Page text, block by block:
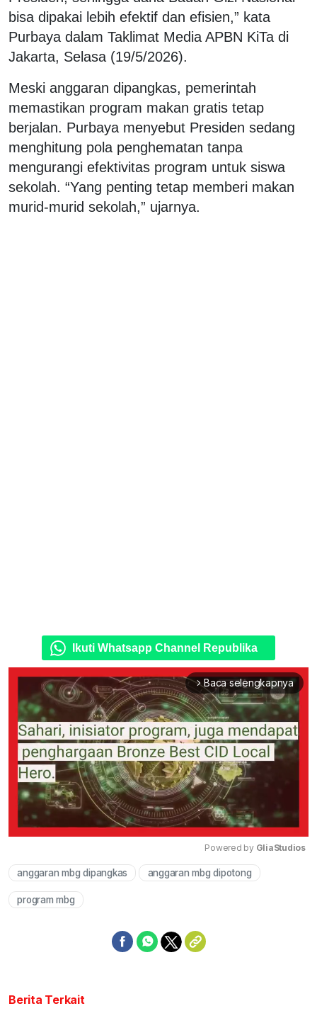
bisa dipakai lebih efektif dan efisien,” kata
Purbaya dalam Taklimat Media APBN KiTa di
Jakarta, Selasa (19/5/2026).
Meski anggaran dipangkas, pemerintah
memastikan program makan gratis tetap
berjalan. Purbaya menyebut Presiden sedang
menghitung pola penghematan tanpa
mengurangi efektivitas program untuk siswa
sekolah. “Yang penting tetap memberi makan
murid-murid sekolah,” ujarnya.
Ikuti Whatsapp Channel Republika
arrow_forward_ios Baca selengkapnya
Mute
Powered by GliaStudios
anggaran mbg dipangkas anggaran mbg dipotong
program mbg
Berita Terkait